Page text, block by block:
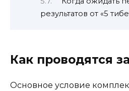
результатов от «5
Как проводятся
Основное условие